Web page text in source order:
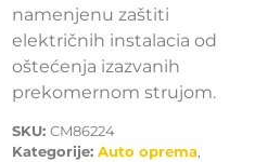
namenjenu zaštiti
električnih instalacia od
oštećenja izazvanih
prekomernom strujom.
SKU: CM86224
Kategorije: Auto oprema,